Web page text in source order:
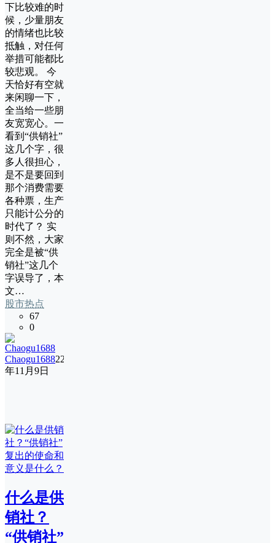
下比较难的时
候，少量朋友
的情绪也比较
抵触，对任何
举措可能都比
较悲观。 今
天恰好有空就
来闲聊一下，
全当给一些朋
友宽宽心。一
看到“供销社”
这几个字，很
多人很担心，
是不是要回到
那个消费需要
各种票，生产
只能计公分的
时代了？ 实
则不然，大家
完全是被“供
销社”这几个
字误导了，本
文…
股市热点
67
0
Chaogu168822
年11月9日
什么是供
销社？
“供销社”